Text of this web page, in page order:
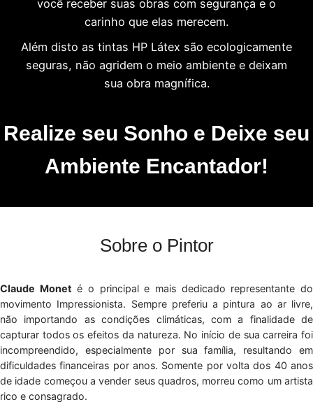
você receber suas obras com segurança e o
carinho que elas merecem.
Além disto as tintas HP Látex são ecologicamente
seguras, não agridem o meio ambiente e deixam
sua obra magnífica.
Realize seu Sonho e Deixe seu
Ambiente Encantador!
Sobre o Pintor
Claude Monet é o principal e mais dedicado representante do
movimento Impressionista. Sempre preferiu a pintura ao ar livre,
não importando as condições climáticas, com a finalidade de
capturar todos os efeitos da natureza. No início de sua carreira foi
incompreendido, especialmente por sua família, resultando em
dificuldades financeiras por anos. Somente por volta dos 40 anos
de idade começou a vender seus quadros, morreu como um artista
rico e consagrado.